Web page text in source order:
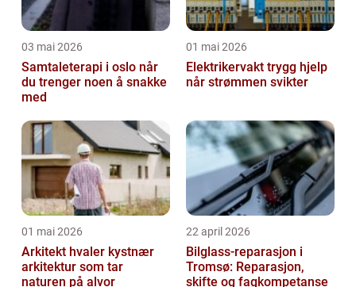
03 mai 2026
Samtaleterapi i oslo når
du trenger noen å snakke
med
01 mai 2026
Elektrikervakt trygg hjelp
når strømmen svikter
01 mai 2026
Arkitekt hvaler kystnær
arkitektur som tar
naturen på alvor
22 april 2026
Bilglass-reparasjon i
Tromsø: Reparasjon,
skifte og fagkompetanse